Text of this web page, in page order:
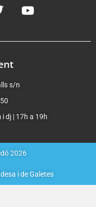
s/n
i dj | 17h a 19h
2026
i de Galetes